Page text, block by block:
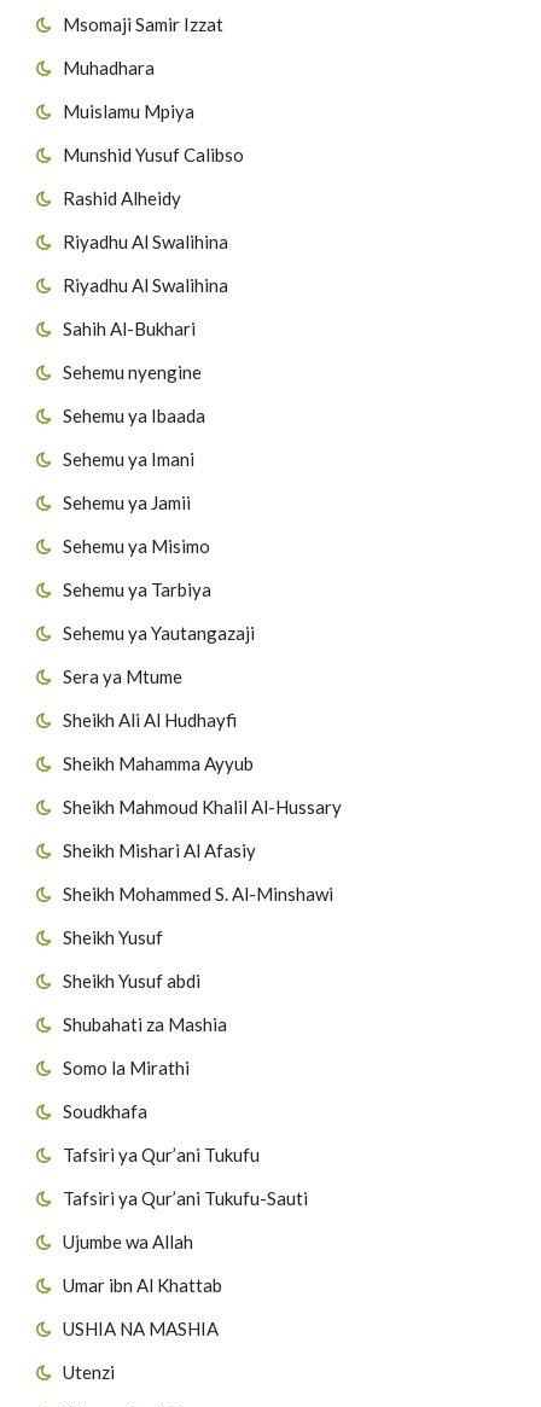
Msomaji Samir Izzat
Muhadhara
Muislamu Mpiya
Munshid Yusuf Calibso
Rashid Alheidy
Riyadhu Al Swalihina
Riyadhu Al Swalihina
Sahih Al-Bukhari
Sehemu nyengine
Sehemu ya Ibaada
Sehemu ya Imani
Sehemu ya Jamii
Sehemu ya Misimo
Sehemu ya Tarbiya
Sehemu ya Yautangazaji
Sera ya Mtume
Sheikh Ali Al Hudhayfi
Sheikh Mahamma Ayyub
Sheikh Mahmoud Khalil Al-Hussary
Sheikh Mishari Al Afasiy
Sheikh Mohammed S. Al-Minshawi
Sheikh Yusuf
Sheikh Yusuf abdi
Shubahati za Mashia
Somo la Mirathi
Soudkhafa
Tafsiri ya Qur’ani Tukufu
Tafsiri ya Qur’ani Tukufu-Sauti
Ujumbe wa Allah
Umar ibn Al Khattab
USHIA NA MASHIA
Utenzi